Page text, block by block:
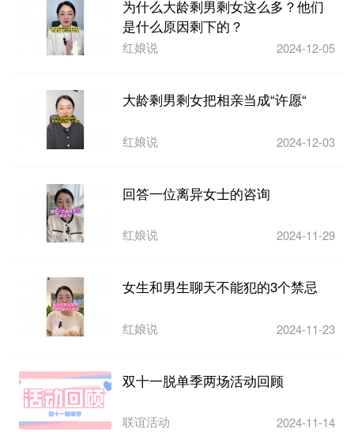
为什么大龄剩男剩女这么多？他们
是什么原因剩下的？
红娘说 2024-12-05
大龄剩男剩女把相亲当成“许愿“
红娘说 2024-12-03
回答一位离异女士的咨询
红娘说 2024-11-29
女生和男生聊天不能犯的3个禁忌
红娘说 2024-11-23
双十一脱单季两场活动回顾
联谊活动 2024-11-14